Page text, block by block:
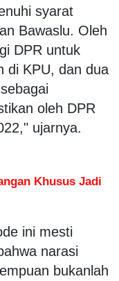
syarat
Bawaslu. Oleh
DPR untuk
di KPU, dan dua
oleh DPR
ujarnya.
Khusus Jadi
ini mesti
narasi
bukanlah